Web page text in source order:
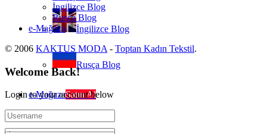
İngilizce Blog
Rusça Blog
e-MağazaSatın Al
İngilizce Blog
Rusça Blog
e-Mağaza
© 2006 KAKTUS MODA - Toptan Kadın Tekstil.
Welcome Back!
Login to your account below